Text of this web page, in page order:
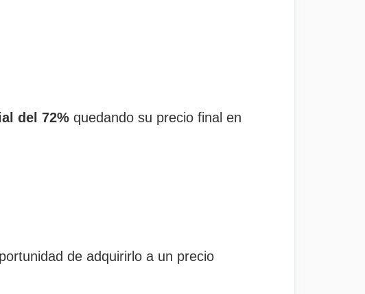
del 72% quedando su precio final en
de adquirirlo a un precio